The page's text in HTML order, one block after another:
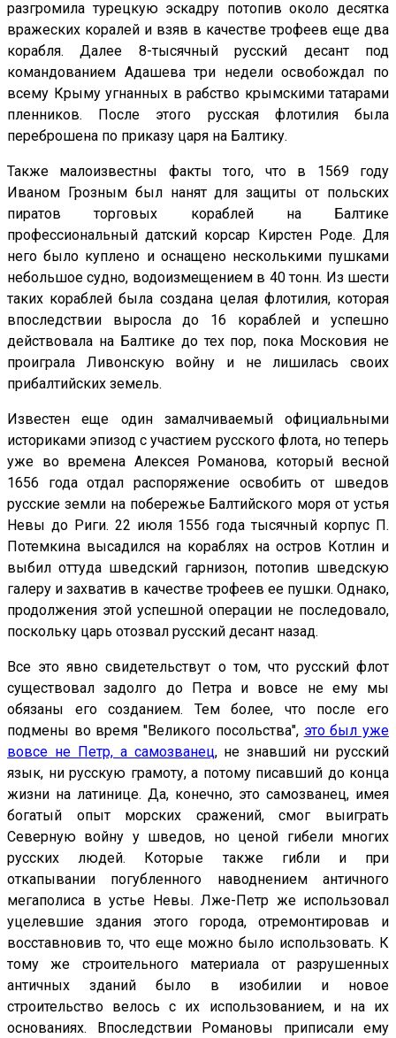
разгромила турецкую эскадру потопив около десятка
вражеских коралей и взяв в качестве трофеев еще два
корабля. Далее 8-тысячный русский десант под
командованием Адашева три недели освобождал по
всему Крыму угнанных в рабство крымскими татарами
пленников. После этого русская флотилия была
переброшена по приказу царя на Балтику.
Также малоизвестны факты того, что в 1569 году
Иваном Грозным был нанят для защиты от польских
пиратов торговых кораблей на Балтике
профессиональный датский корсар Кирстен Роде. Для
него было куплено и оснащено несколькими пушками
небольшое судно, водоизмещением в 40 тонн. Из шести
таких кораблей была создана целая флотилия, которая
впоследствии выросла до 16 кораблей и успешно
действовала на Балтике до тех пор, пока Московия не
проиграла Ливонскую войну и не лишилась своих
прибалтийских земель.
Известен еще один замалчиваемый официальными
историками эпизод с участием русского флота, но теперь
уже во времена Алексея Романова, который весной
1656 года отдал распоряжение освобить от шведов
русские земли на побережье Балтийского моря от устья
Невы до Риги. 22 июля 1556 года тысячный корпус П.
Потемкина высадился на кораблях на остров Котлин и
выбил оттуда шведский гарнизон, потопив шведскую
галеру и захватив в качестве трофеев ее пушки. Однако,
продолжения этой успешной операции не последовало,
поскольку царь отозвал русский десант назад.
Все это явно свидетельствут о том, что русский флот
существовал задолго до Петра и вовсе не ему мы
обязаны его созданием. Тем более, что после его
подмены во время "Великого посольства", это был уже
вовсе не Петр, а самозванец, не знавший ни русский
язык, ни русскую грамоту, а потому писавший до конца
жизни на латинице. Да, конечно, это самозванец, имея
богатый опыт морских сражений, смог выиграть
Северную войну у шведов, но ценой гибели многих
русских людей. Которые также гибли и при
откапывании погубленного наводнением античного
мегаполиса в устье Невы. Лже-Петр же использовал
уцелевшие здания этого города, отремонтировав и
восставновив то, что еще можно было использовать. К
тому же строительного материала от разрушенных
античных зданий было в изобилии и новое
строительство велось с их использованием, и на их
основаниях. Впоследствии Романовы приписали ему